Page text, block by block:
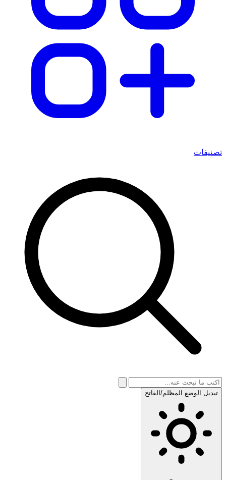
تصنيفات
تبديل الوضع المظلم/الفاتح